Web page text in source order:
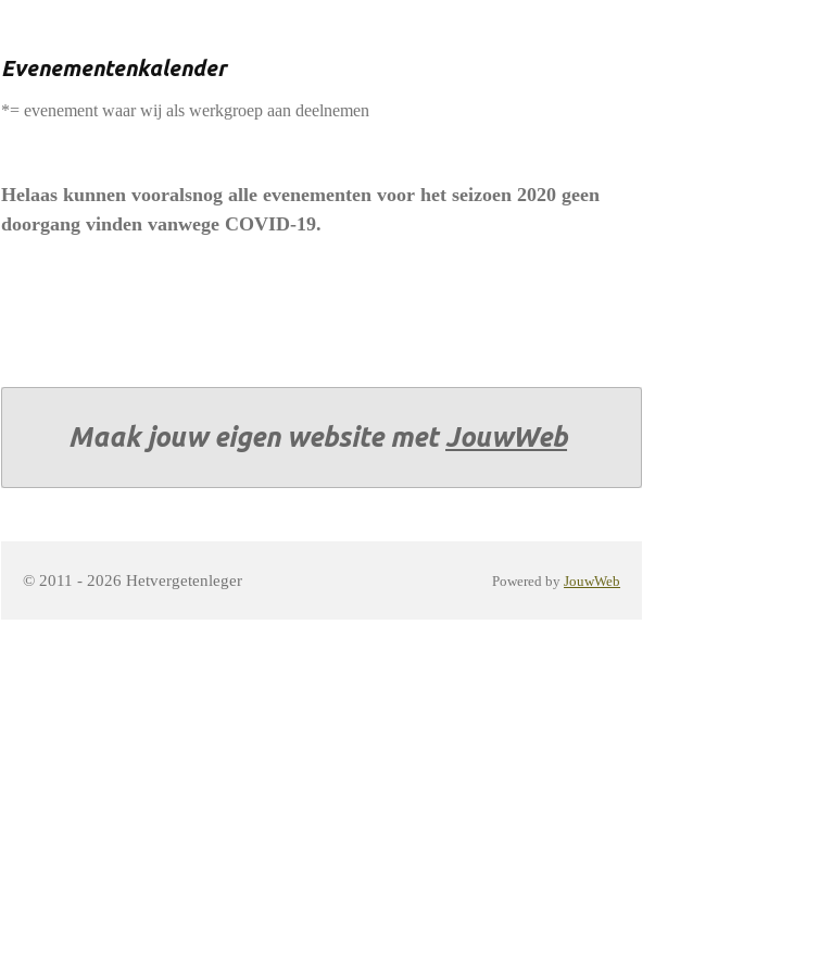
Evenementenkalender
*= evenement waar wij als werkgroep aan deelnemen
Helaas kunnen vooralsnog alle evenementen voor het seizoen 2020 geen
doorgang vinden vanwege COVID-19.
Maak jouw eigen website met JouwWeb
© 2011 - 2026 Hetvergetenleger Powered byJouwWeb